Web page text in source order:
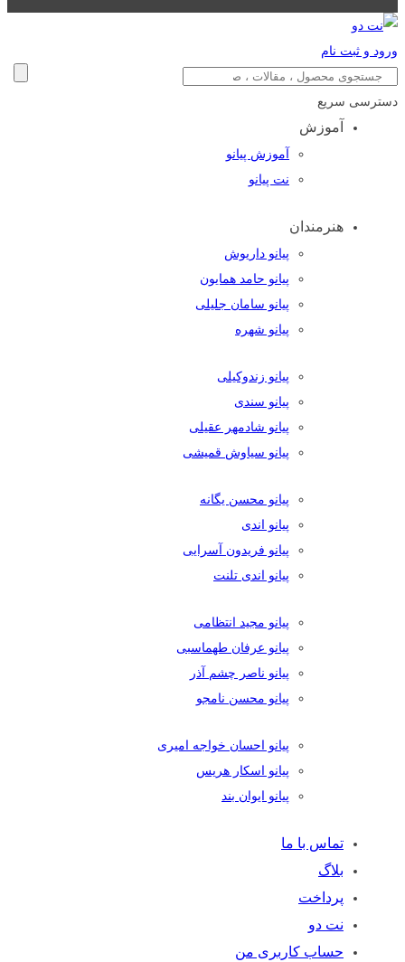
ورود و ثبت نام
دسترسی سریع
آموزش
آموزش پیانو
نت پیانو
هنرمندان
پیانو داریوش
پیانو حامد همایون
پیانو سامان جلیلی
پیانو شهره
پیانو زندوکیلی
پیانو سندی
پیانو شادمهر عقیلی
پیانو سیاوش قمیشی
پیانو محسن یگانه
پیانو اندی
پیانو فریدون آسرایی
پیانو اندی تلنت
پیانو مجید انتظامی
پیانو عرفان طهماسبی
پیانو ناصر چشم آذر
پیانو محسن نامجو
پیانو احسان خواجه امیری
پیانو اسکار هریس
پیانو ایوان بند
تماس با ما
بلاگ
پرداخت
نت دو
حساب کاربری من